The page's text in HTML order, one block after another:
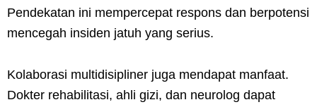
Pendekatan ini mempercepat respons dan berpotensi
mencegah insiden jatuh yang serius.
Kolaborasi multidisipliner juga mendapat manfaat.
Dokter rehabilitasi, ahli gizi, dan neurolog dapat